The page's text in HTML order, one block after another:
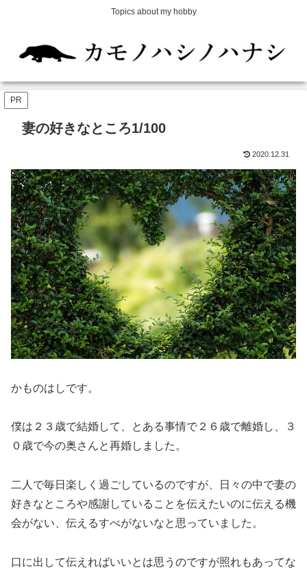
Topics about my hobby
PR
妻の好きなところ1/100
2020.12.31
かものはしです。
僕は２３歳で結婚して、とある事情で２６歳で離婚し、３
０歳で今の奥さんと再婚しました。
二人で毎日楽しく過ごしているのですが、日々の中で妻の
好きなところや感謝していることを伝えたいのに伝える機
会がない、伝えるすべがないなと思っていました。
口に出して伝えればいいとは思うのですが照れもあってな